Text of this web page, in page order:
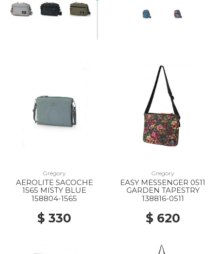
Gregory
AEROLITE SACOCHE
1565 MISTY BLUE
158804-1565
$ 330
Gregory
EASY MESSENGER 0511
GARDEN TAPESTRY
138816-0511
$ 620